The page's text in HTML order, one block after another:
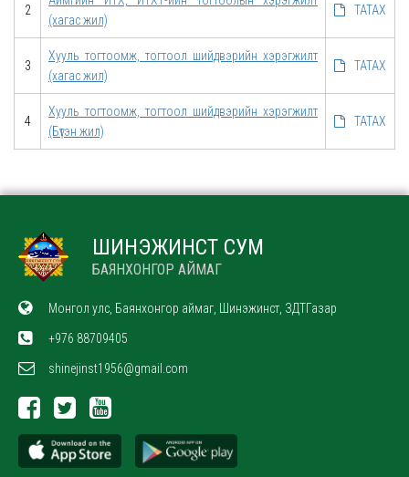
2
(хагас жил)
ТАТАХ
3
Хууль тогтоомж, тогтоол шийдвэрийн хэрэгжилт
(хагас жил)
ТАТАХ
4
Хууль тогтоомж, тогтоол шийдвэрийн хэрэгжилт
(Бүтэн жил)
ТАТАХ
ШИНЭЖИНСТ СУМ
БАЯНХОНГОР АЙМАГ
Монгол улс, Баянхонгор аймаг, Шинэжинст, ЗДТГазар
+976 88709405
shinejinst1956@gmail.com